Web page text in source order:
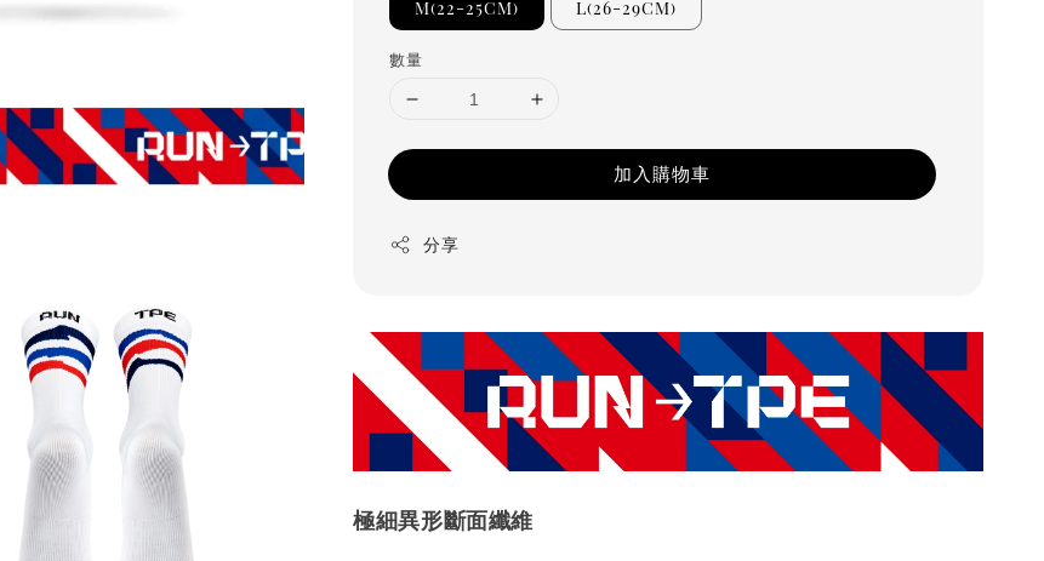
M(22-25CM) L(26-29CM)
數量
加入購物車
分享
極細異形斷面纖維